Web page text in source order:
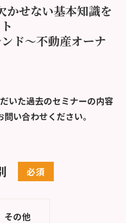
かせない基本知識を
ド～不動産オーナ
いた過去のセミナーの内容
い合わせください。
その他